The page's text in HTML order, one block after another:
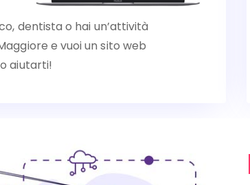
dentista o hai un’attività
e vuoi un sito web
aiutarti!